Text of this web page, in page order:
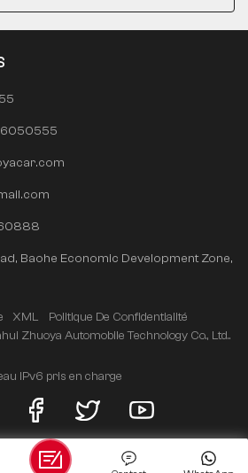
Baohe Economic Development Zone,
XML
Politique De Confidentialité
Zhuoya Automobile Technology Co., Ltd..
IPv6 pris en charge